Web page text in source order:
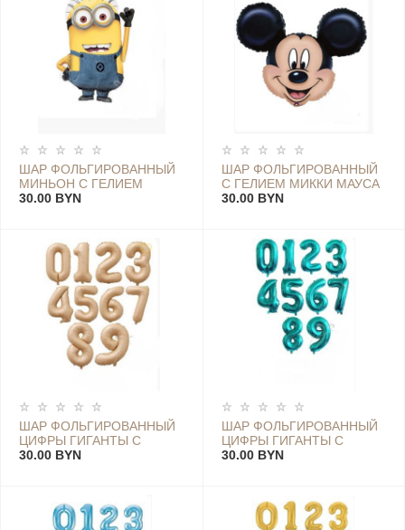
ШАР ФОЛЬГИРОВАННЫЙ
МИНЬОН С ГЕЛИЕМ
30.00 BYN
ШАР ФОЛЬГИРОВАННЫЙ
С ГЕЛИЕМ МИККИ МАУСА
30.00 BYN
ШАР ФОЛЬГИРОВАННЫЙ
ЦИФРЫ ГИГАНТЫ С
ГЕЛИЕМ БЕЖЕВОГО
30.00 BYN
ШАР ФОЛЬГИРОВАННЫЙ
ЦИФРЫ ГИГАНТЫ С
ГЕЛИЕМ БИРЮЗОВОГО
30.00 BYN